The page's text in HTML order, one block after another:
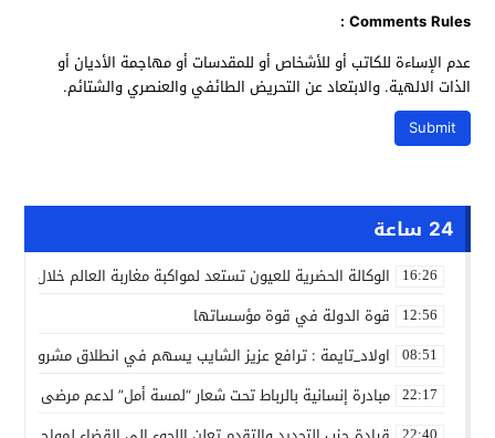
Comments Rules :
عدم الإساءة للكاتب أو للأشخاص أو للمقدسات أو مهاجمة الأديان أو
الذات الالهية. والابتعاد عن التحريض الطائفي والعنصري والشتائم.
24 ساعة
16:26 الوكالة الحضرية للعيون تستعد لمواكبة مغاربة العالم خلال
12:56 قوة الدولة في قوة مؤسساتها
08:51 اولاد_تايمة : ترافع عزيز الشايب يسهم في انطلاق مشروع
22:17 مبادرة إنسانية بالرباط تحت شعار “لمسة أمل” لدعم مرضى
22:40